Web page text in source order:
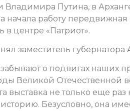
Путина, в
работу передвижная
в центре «Патриот».
заместитель
о подвигах наших
Великой Отечественной
выставка не только еще
историю. Безусловно, она